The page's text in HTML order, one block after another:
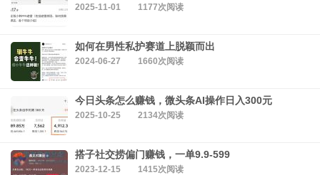
2025-11-01 1177次阅读
如何在男性私护赛道上脱颖而出
2024-06-27 1660次阅读
今日头条怎么赚钱，微头条AI操作日入300元
2025-10-25 2134次阅读
搭子社交捞偏门赚钱，一单9.9-599
2023-12-15 1415次阅读